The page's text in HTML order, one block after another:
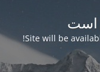
است
Site will be